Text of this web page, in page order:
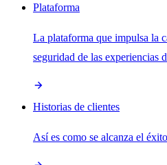
Plataforma
La plataforma que impulsa la
seguridad de las experiencias
Historias de clientes
Así es como se alcanza el